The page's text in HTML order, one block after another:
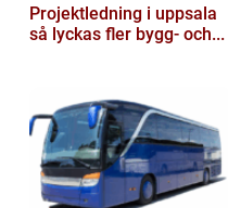
Projektledning i uppsala
så lyckas fler bygg- och...